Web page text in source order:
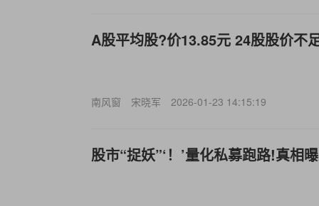
A股平均股?价13.85元 24股股价不
南风窗 宋晓军 2026-01-23 14:15:19
股市“捉妖”‘！’量化私募跑路!真相